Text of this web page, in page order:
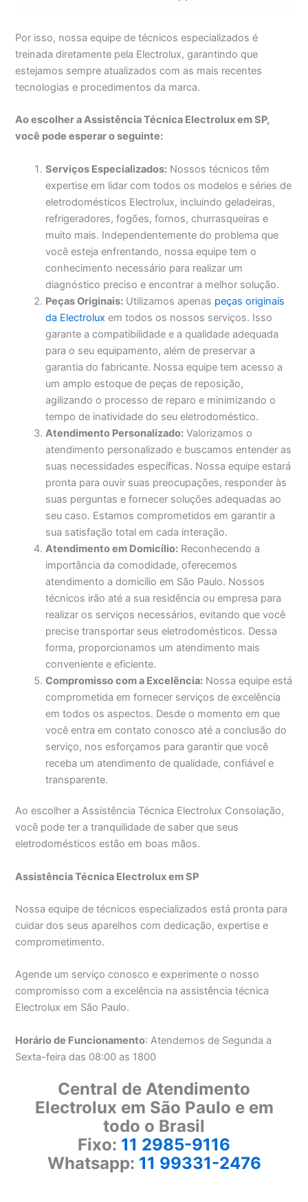
Por isso, nossa equipe de técnicos especializados é
treinada diretamente pela Electrolux, garantindo que
estejamos sempre atualizados com as mais recentes
tecnologias e procedimentos da marca.
Ao escolher a Assistência Técnica Electrolux em SP,
você pode esperar o seguinte:
Serviços Especializados: Nossos técnicos têm
expertise em lidar com todos os modelos e séries de
eletrodomésticos Electrolux, incluindo geladeiras,
refrigeradores, fogões, fornos, churrasqueiras e
muito mais. Independentemente do problema que
você esteja enfrentando, nossa equipe tem o
conhecimento necessário para realizar um
diagnóstico preciso e encontrar a melhor solução.
Peças Originais: Utilizamos apenas peças originais
da Electrolux em todos os nossos serviços. Isso
garante a compatibilidade e a qualidade adequada
para o seu equipamento, além de preservar a
garantia do fabricante. Nossa equipe tem acesso a
um amplo estoque de peças de reposição,
agilizando o processo de reparo e minimizando o
tempo de inatividade do seu eletrodoméstico.
Atendimento Personalizado: Valorizamos o
atendimento personalizado e buscamos entender as
suas necessidades específicas. Nossa equipe estará
pronta para ouvir suas preocupações, responder às
suas perguntas e fornecer soluções adequadas ao
seu caso. Estamos comprometidos em garantir a
sua satisfação total em cada interação.
Atendimento em Domicílio: Reconhecendo a
importância da comodidade, oferecemos
atendimento a domicílio em São Paulo. Nossos
técnicos irão até a sua residência ou empresa para
realizar os serviços necessários, evitando que você
precise transportar seus eletrodomésticos. Dessa
forma, proporcionamos um atendimento mais
conveniente e eficiente.
Compromisso com a Excelência: Nossa equipe está
comprometida em fornecer serviços de excelência
em todos os aspectos. Desde o momento em que
você entra em contato conosco até a conclusão do
serviço, nos esforçamos para garantir que você
receba um atendimento de qualidade, confiável e
transparente.
Ao escolher a Assistência Técnica Electrolux Consolação,
você pode ter a tranquilidade de saber que seus
eletrodomésticos estão em boas mãos.
Assistência Técnica Electrolux em SP
Nossa equipe de técnicos especializados está pronta para
cuidar dos seus aparelhos com dedicação, expertise e
comprometimento.
Agende um serviço conosco e experimente o nosso
compromisso com a excelência na assistência técnica
Electrolux em São Paulo.
Horário de Funcionamento: Atendemos de Segunda a
Sexta-feira das 08:00 as 1800
Central de Atendimento
Electrolux em São Paulo e em
todo o Brasil
Fixo: 11 2985-9116
Whatsapp: 11 99331-2476